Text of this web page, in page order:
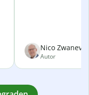
Nico
Autor